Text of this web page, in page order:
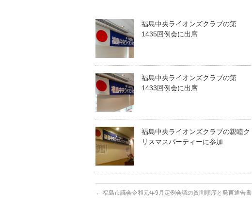
福島中央ライオンズクラブの第
1435回例会に出席
福島中央ライオンズクラブの第
1433回例会に出席
福島中央ライオンズクラブの親睦ク
リスマスパーティーに参加
← 福島市議会令和元年9月定例会議の質問順序と発言通告書